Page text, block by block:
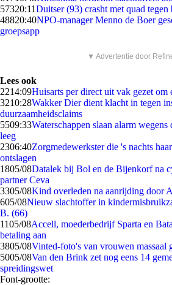
57320:11Duitser (93) crasht met quad
48820:40NPO-manager Menno de Boer
groepsapp
▼ Advertentie door
Lees ook
2214:09Huisarts per direct uit vak gezet
3210:28Wakker Dier dient klacht in tegen
duurzaamheidsclaims
5509:33Waterschappen slaan alarm
leeg
2306:40Zorgmedewerkster die 's nachts
ontslagen
1805/08Datalek bij Bol en de Bijenkorf na
partner Ceva
3305/08Kind overleden na aanrijding door
605/08Nieuw slachtoffer in
B. (66)
1105/08Accell, moederbedrijf Sparta en
betaling aan
3805/08Vinted-foto's van vrouwen massaal
5005/08Van den Brink zet nog eens 14
spreidingswet
Font-grootte: